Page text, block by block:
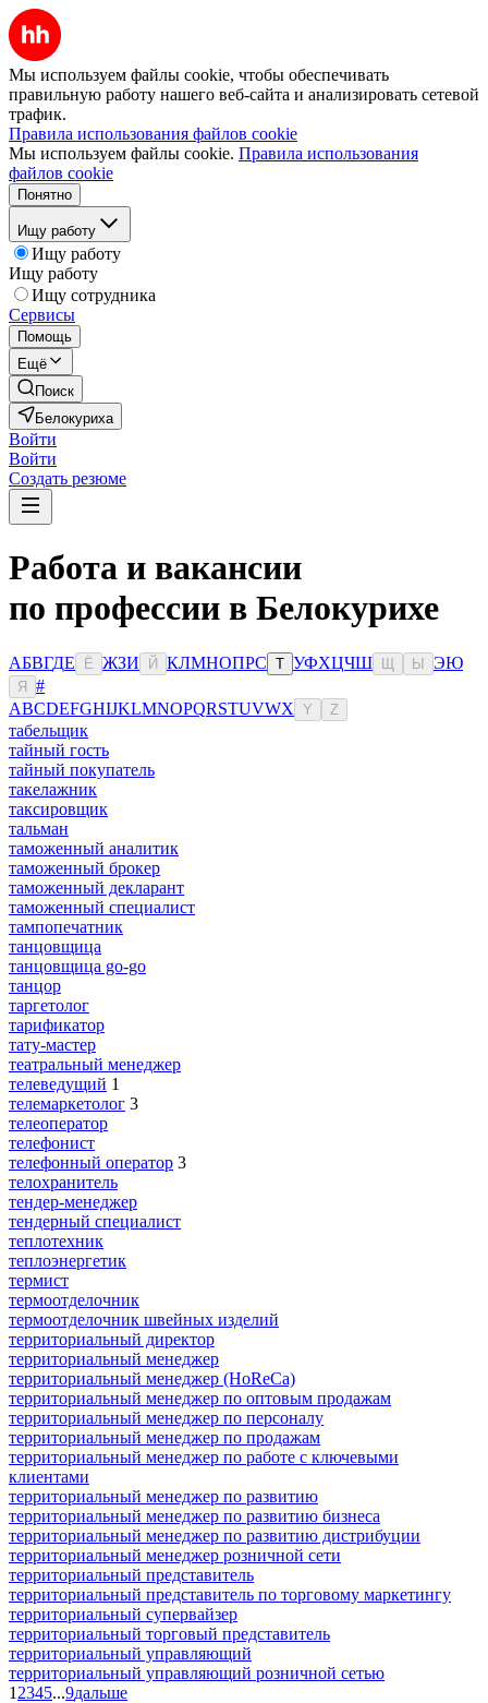
Мы используем файлы cookie, чтобы обеспечивать
правильную работу нашего веб-сайта и анализировать сетевой
трафик.
Правила использования файлов cookie
Мы используем файлы cookie. Правила использования
файлов cookie
Понятно
Ищу работу
Ищу работу
Ищу работу
Ищу сотрудника
Сервисы
Помощь
Ещё
Поиск
Белокуриха
Войти
Войти
Создать резюме
Работа и вакансии
по профессии в Белокурихе
АБВГДЕ Ё ЖЗИ Й КЛМНОПРС Т УФХЦЧШ Ы ЭЮ
Я
#
ABCDEFGHIJKLMNOPQRSTUVWX Y Z
табельщик
тайный гость
тайный покупатель
такелажник
таксировщик
тальман
таможенный аналитик
таможенный брокер
таможенный декларант
таможенный специалист
тампопечатник
танцовщица
танцовщица go-go
танцор
таргетолог
тарификатор
тату-мастер
театральный менеджер
телеведущий 1
телемаркетолог 3
телеоператор
телефонист
телефонный оператор 3
телохранитель
тендер-менеджер
тендерный специалист
теплотехник
теплоэнергетик
термист
термоотделочник
термоотделочник швейных изделий
территориальный директор
территориальный менеджер
территориальный менеджер (HoReCa)
территориальный менеджер по оптовым продажам
территориальный менеджер по персоналу
территориальный менеджер по продажам
территориальный менеджер по работе с ключевыми
клиентами
территориальный менеджер по развитию
территориальный менеджер по развитию бизнеса
территориальный менеджер по развитию дистрибуции
территориальный менеджер розничной сети
территориальный представитель
территориальный представитель по торговому маркетингу
территориальный супервайзер
территориальный торговый представитель
территориальный управляющий
территориальный управляющий розничной сетью
1 2345...9дальше